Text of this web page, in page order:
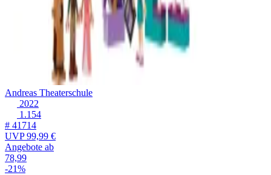
Andreas Theaterschule
2022
1.154
# 41714
UVP99,99 €
Angebote ab
78,99
-21%